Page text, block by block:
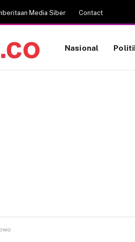
Media Siber Contact
Nasional